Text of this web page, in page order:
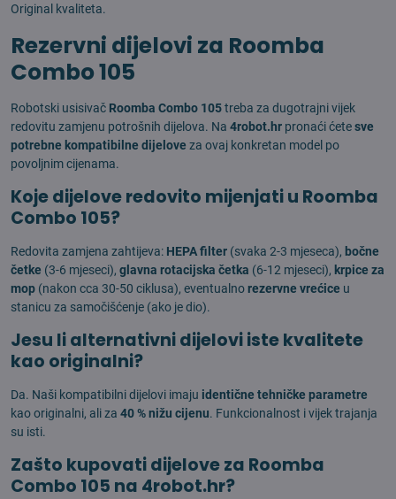
Original kvaliteta.
Rezervni dijelovi za Roomba
Combo 105
Robotski usisivač Roomba Combo 105treba za dugotrajni vijek
redovitu zamjenu potrošnih dijelova. Na 4robot.hr pronaći ćetesve
potrebne kompatibilne dijelove za ovaj konkretan model po
povoljnim cijenama.
Koje dijelove redovito mijenjati u Roomba
Combo 105?
Redovita zamjena zahtijeva: HEPA filter (svaka 2-3 mjeseca), bočne
četke (3-6 mjeseci), glavna rotacijska četka (6-12 mjeseci), krpice za
mop (nakon cca 30-50 ciklusa), eventualnorezervne vrećice u
stanicu za samočišćenje (ako je dio).
Jesu li alternativni dijelovi iste kvalitete
kao originalni?
Da. Naši kompatibilni dijelovi imaju identične tehničke parametre
kao originalni, ali za 40 % nižu cijenu. Funkcionalnost i vijek trajanja
su isti.
Zašto kupovati dijelove za Roomba
Combo 105 na 4robot.hr?